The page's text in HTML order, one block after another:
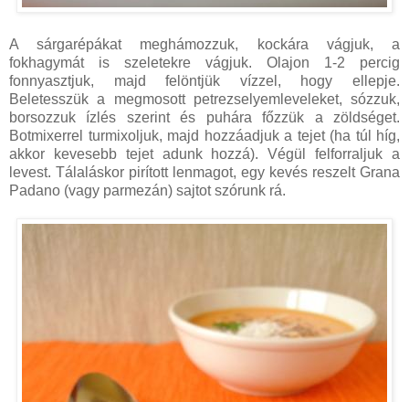
A sárgarépákat meghámozzuk, kockára vágjuk, a
fokhagymát is szeletekre vágjuk. Olajon 1-2 percig
fonnyasztjuk, majd felöntjük vízzel, hogy ellepje.
Beletesszük a megmosott petrezselyemleveleket, sózzuk,
borsozzuk ízlés szerint és puhára főzzük a zöldséget.
Botmixerrel turmixoljuk, majd hozzáadjuk a tejet (ha túl híg,
akkor kevesebb tejet adunk hozzá). Végül felforraljuk a
levest. Tálaláskor pirított lenmagot, egy kevés reszelt Grana
Padano (vagy parmezán) sajtot szórunk rá.